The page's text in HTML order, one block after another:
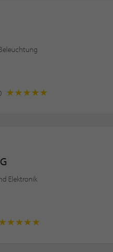
Elektronik